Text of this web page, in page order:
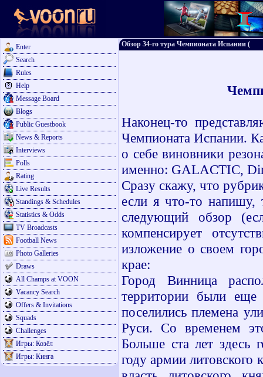
Enter
Search
Rules
Help
Message Board
Blogs
Public Guestbook
News & Reports
Interviews
Polls
Rating
Live Results
Standings & Schedules
Statistics & Odds
TV Broadcasts
Football News
Photo Galleries
Draws
All Champs at VOON
Vacancy Search
Offers & Invitations
Squads
Challenges
Игры: Козёл
Игры: Кинга
Обзор 34-го тура Чемпионата Испании (
Наконец-то
Чемпионата Испании.
о себе виновники
именно: GALACTIC,
Сразу скажу, что
если я что-то напишу,
следующий обзор
компенсирует
изложение о своем
крае:
Город Винница
территории были
поселились племена
Руси. Со временем
Больше ста лет здесь
году армии литовского